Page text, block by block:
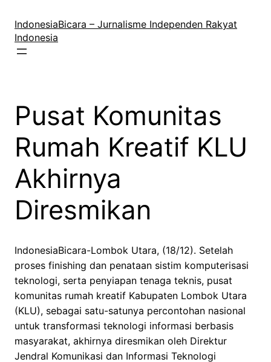
konten
IndonesiaBicara – Jurnalisme Independen Rakyat
Indonesia
Pusat Komunitas
Rumah Kreatif KLU
Akhirnya
Diresmikan
IndonesiaBicara-Lombok Utara, (18/12). Setelah
proses finishing dan penataan sistim komputerisasi
teknologi, serta penyiapan tenaga teknis, pusat
komunitas rumah kreatif Kabupaten Lombok Utara
(KLU), sebagai satu-satunya percontohan nasional
untuk transformasi teknologi informasi berbasis
masyarakat, akhirnya diresmikan oleh Direktur
Jendral Komunikasi dan Informasi Teknologi